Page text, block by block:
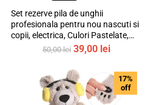
Set rezerve pila de unghii
profesionala pentru nou nascuti si
copii, electrica, Culori Pastelate,
mediLOGIC™
50,00lei Prețul
a
fost:
50,00 lei.
39,00 leiPrețul
este:
39,00 lei.
17%
off